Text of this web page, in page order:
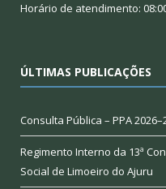
Horário de atendimento:
ÚLTIMAS PUBLICAÇÕES
Consulta Pública – PPA
Regimento Interno da 13ª
Social de Limoeiro do Ajuru